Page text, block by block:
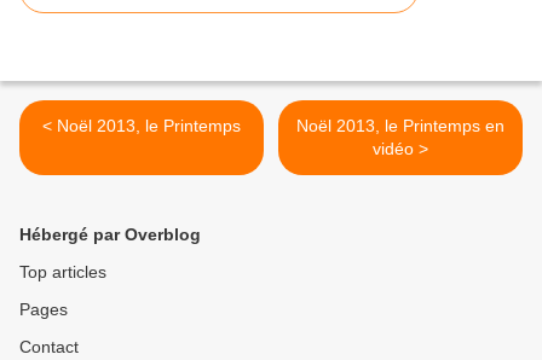
< Noël 2013, le Printemps
Noël 2013, le Printemps en
vidéo >
Hébergé par Overblog
Top articles
Pages
Contact